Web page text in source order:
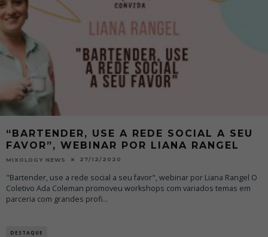
“BARTENDER, USE A REDE SOCIAL A SEU
FAVOR”, WEBINAR POR LIANA RANGEL
MIXOLOGY NEWS 27/12/2020
"Bartender, use a rede social a seu favor", webinar por Liana Rangel O
Coletivo Ada Coleman promoveu workshops com variados temas em
parceria com grandes profi...
DESTAQUE